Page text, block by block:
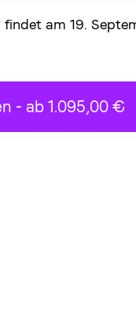
am 19.
- ab 1.095,00 €